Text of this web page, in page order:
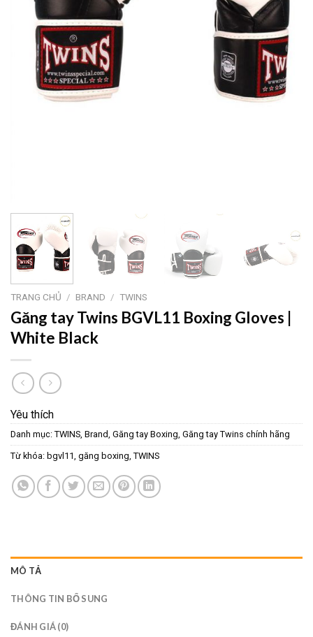
TRANG CHỦ / BRAND / TWINS
Găng tay Twins BGVL11 Boxing Gloves |
White Black
Yêu thích
Danh mục: TWINS Brand Găng tay Boxing Găng tay Twins chính hãng
Từ khóa: bgvl11 găng boxing TWINS
MÔ TẢ
THÔNG TIN BỔ SUNG
ĐÁNH GIÁ (0)